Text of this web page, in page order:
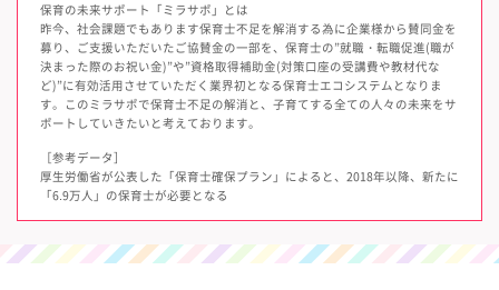
保育の未来サポート「ミラサポ」とは
昨今、社会課題でもあります保育士不足を解消する為に企業様から賛同金を
募り、ご支援いただいたご協賛金の一部を、保育士の”就職・転職促進(職が
決まった際のお祝い金)”や”資格取得補助金(対策口座の受講費や教材代な
ど)”に有効活用させていただく業界初となる保育士エコシステムとなりま
す。このミラサポで保育士不足の解消と、子育てする全ての人々の未来をサ
ポートしていきたいと考えております。
［参考データ］
厚生労働省が公表した「保育士確保プラン」によると、2018年以降、新たに
「6.9万人」の保育士が必要となる